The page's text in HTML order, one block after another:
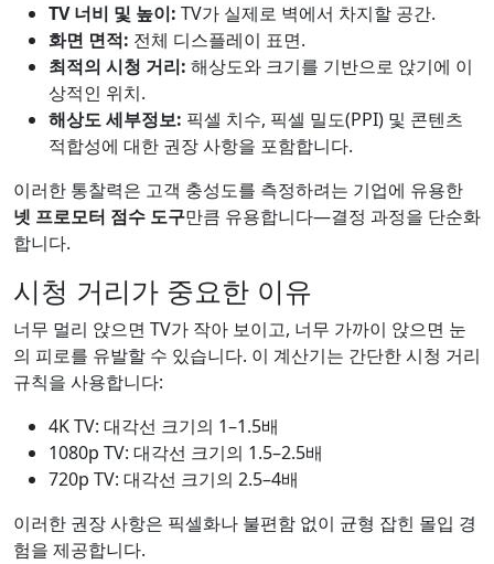
TV 너비 및 높이: TV가 실제로 벽에서 차지할 공간.
화면 면적: 전체 디스플레이 표면.
최적의 시청 거리: 해상도와 크기를 기반으로 앉기에 이
상적인 위치.
해상도 세부정보: 픽셀 치수, 픽셀 밀도(PPI) 및 콘텐츠
적합성에 대한 권장 사항을 포함합니다.
이러한 통찰력은 고객 충성도를 측정하려는 기업에 유용한
넷 프로모터 점수 도구만큼 유용합니다—결정 과정을 단순화
합니다.
시청 거리가 중요한 이유
너무 멀리 앉으면 TV가 작아 보이고, 너무 가까이 앉으면 눈
의 피로를 유발할 수 있습니다. 이 계산기는 간단한 시청 거리
규칙을 사용합니다:
4K TV: 대각선 크기의 1–1.5배
1080p TV: 대각선 크기의 1.5–2.5배
720p TV: 대각선 크기의 2.5–4배
이러한 권장 사항은 픽셀화나 불편함 없이 균형 잡힌 몰입 경
험을 제공합니다.